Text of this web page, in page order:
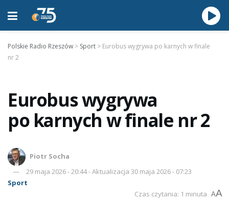
Polskie Radio Rzeszów > Sport > Eurobus wygrywa po karnych w finale
nr 2
Eurobus wygrywa
po karnych w finale nr 2
Piotr Socha
29 maja 2026 - 20:44 - Aktualizacja 30 maja 2026 - 07:23
Sport
Czas czytania: 1 minuta AA